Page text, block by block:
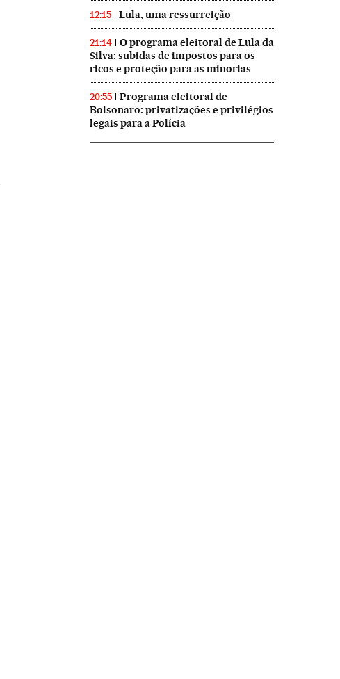
12:15 Lula, uma ressurreição
21:14
O programa eleitoral de Lula da
Silva: subidas de impostos para os
ricos e proteção para as minorias
20:55
Programa eleitoral de
Bolsonaro: privatizações e privilégios
legais para a Polícia